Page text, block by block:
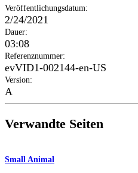
Veröffentlichungsdatum:
2/24/2021
Dauer:
03:08
Referenznummer:
evVID1-002144-en-US
Version:
A
Verwandte Seiten
Small Animal